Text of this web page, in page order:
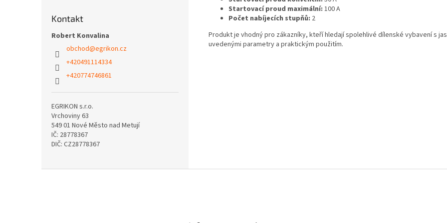
Kontakt
Robert Konvalina
obchod@egrikon.cz
+420491114334
+420774746861
EGRIKON s.r.o.
Vrchoviny 63
549 01 Nové Město nad Metují
IČ: 28778367
DIČ: CZ28778367
Startovací proud maximální: 100 A
Počet nabíjecích stupňů: 2
Produkt je vhodný pro zákazníky, kteří hledají spolehlivé dílenské vybavení s
uvedenými parametry a praktickým použitím.